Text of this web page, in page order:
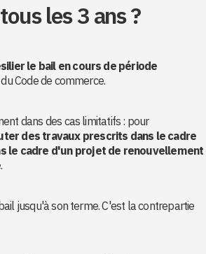
les 3 ans ?
le bail en cours de période
Code de commerce.
dans des cas limitatifs : pour
des travaux prescrits dans le cadre
le cadre d'un projet de renouvellement
.
jusqu'à son terme. C'est la contrepartie